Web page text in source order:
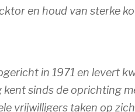
en houd van sterke
in 1971 en levert
kent sinds de oprichting
vrijwilligers taken op